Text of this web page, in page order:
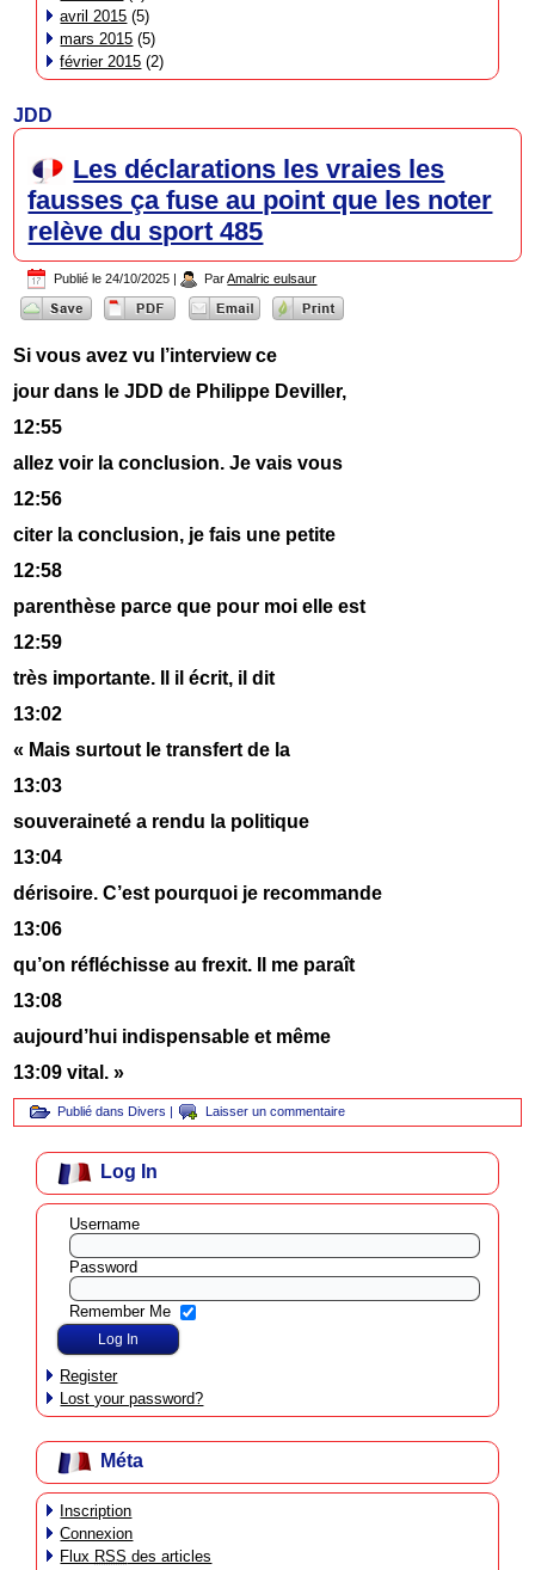
avril 2015 (5)
mars 2015 (5)
février 2015 (2)
JDD
Les déclarations les vraies les
fausses ça fuse au point que les noter
relève du sport 485
Publié le 24/10/2025 | Par Amalric eulsaur
Si vous avez vu l’interview ce
jour dans le JDD de Philippe Deviller,
12:55
allez voir la conclusion. Je vais vous
12:56
citer la conclusion, je fais une petite
12:58
parenthèse parce que pour moi elle est
12:59
très importante. Il il écrit, il dit
13:02
« Mais surtout le transfert de la
13:03
souveraineté a rendu la politique
13:04
dérisoire. C’est pourquoi je recommande
13:06
qu’on réfléchisse au frexit. Il me paraît
13:08
aujourd’hui indispensable et même
13:09vital. »
Publié dans Divers | Laisser un commentaire
Log In
Username
Password
Remember Me
Register
Lost your password?
Méta
Inscription
Connexion
Flux RSS des articles